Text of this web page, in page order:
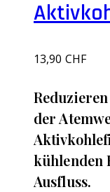
13,90 CHF
der
kühlenden
Ausfluss.